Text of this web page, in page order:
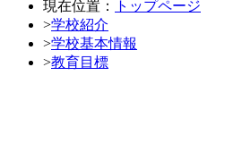
現在位置：
トップページ
>学校紹介
>学校基本情報
>教育目標